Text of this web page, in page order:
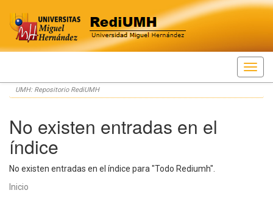
Skip
navigation
UMH: Repositorio RediUMH
No existen entradas en el
índice
No existen entradas en el índice para "Todo Rediumh".
Inicio